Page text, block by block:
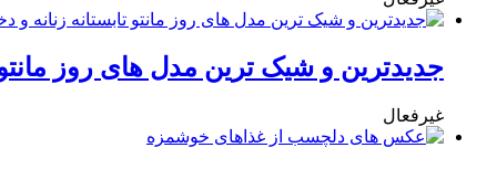
جدیدترین و شیک ترین مدل های روز مانتو
غیرفعال